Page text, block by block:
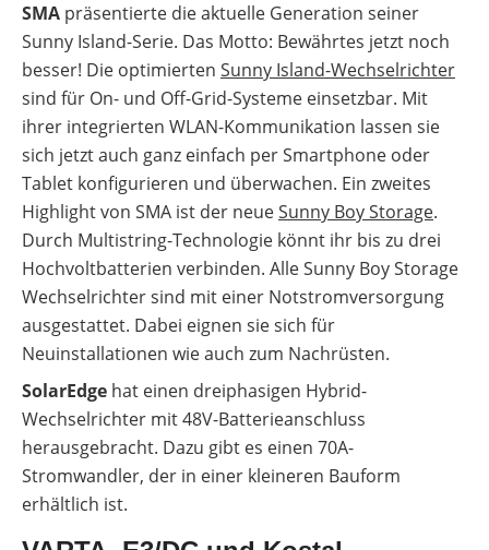
SMA präsentierte die aktuelle Generation seiner
Sunny Island-Serie. Das Motto: Bewährtes jetzt noch
besser! Die optimierten Sunny Island-Wechselrichter
sind für On- und Off-Grid-Systeme einsetzbar. Mit
ihrer integrierten WLAN-Kommunikation lassen sie
sich jetzt auch ganz einfach per Smartphone oder
Tablet konfigurieren und überwachen. Ein zweites
Highlight von SMA ist der neueSunny Boy Storage.
Durch Multistring-Technologie könnt ihr bis zu drei
Hochvoltbatterien verbinden. Alle Sunny Boy Storage
Wechselrichter sind mit einer Notstromversorgung
ausgestattet. Dabei eignen sie sich für
Neuinstallationen wie auch zum Nachrüsten.
SolarEdge hat einen dreiphasigen Hybrid-
Wechselrichter mit 48V-Batterieanschluss
herausgebracht. Dazu gibt es einen 70A-
Stromwandler, der in einer kleineren Bauform
erhältlich ist.